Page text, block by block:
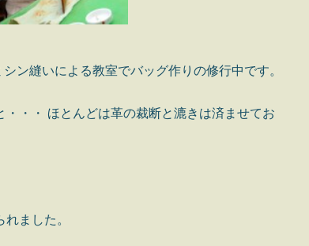
ン縫いによる教室でバッグ作りの修行中です。
・・ ほとんどは革の裁断と漉きは済ませてお
ました。